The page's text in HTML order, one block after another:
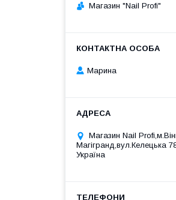
Магазин "Nail Profi"
Марина
Магазин Nail
Магігранд,вул.Келецька
Україна